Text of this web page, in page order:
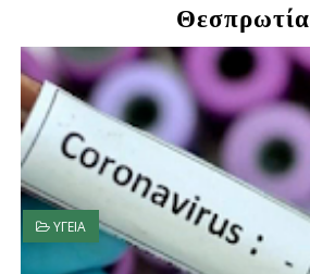
Θεσπρωτία
ΥΓΕΙΑ